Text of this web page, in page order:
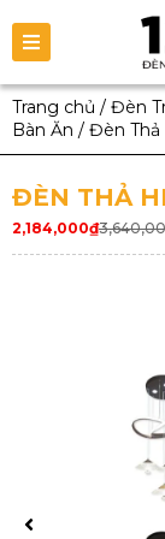
Trang chủ / Đèn
Bàn Ăn / Đèn Thả
ĐÈN THẢ
2,184,000₫